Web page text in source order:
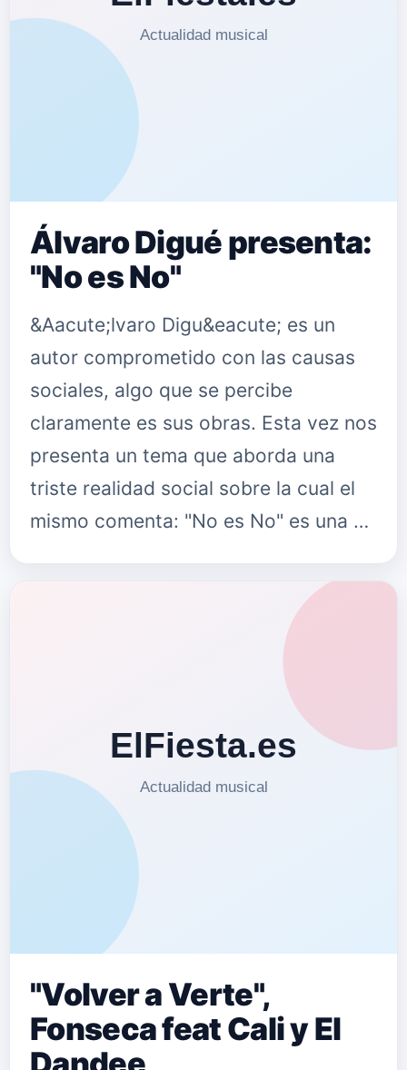
Álvaro Digué presenta:
"No es No"
&Aacute;lvaro Digu&eacute; es un
autor comprometido con las causas
sociales, algo que se percibe
claramente es sus obras. Esta vez nos
presenta un tema que aborda una
triste realidad social sobre la cual el
mismo comenta: "No es No" es una …
"Volver a Verte",
Fonseca feat Cali y El